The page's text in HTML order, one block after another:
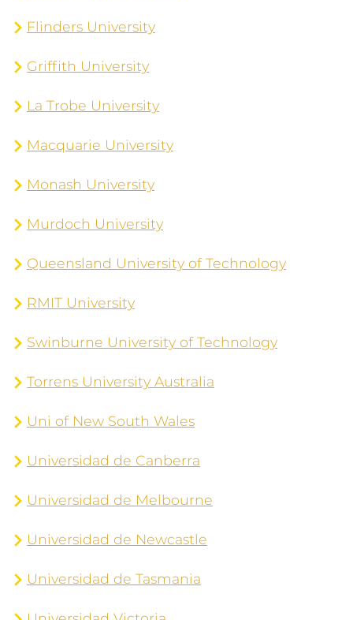
Flinders University
Griffith University
La Trobe University
Macquarie University
Monash University
Murdoch University
Queensland University of Technology
RMIT University
Swinburne University of Technology
Torrens University Australia
Uni of New South Wales
Universidad de Canberra
Universidad de Melbourne
Universidad de Newcastle
Universidad de Tasmania